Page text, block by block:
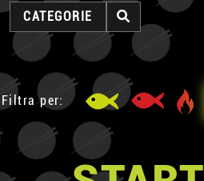
CATEGORIE
Filtra per: